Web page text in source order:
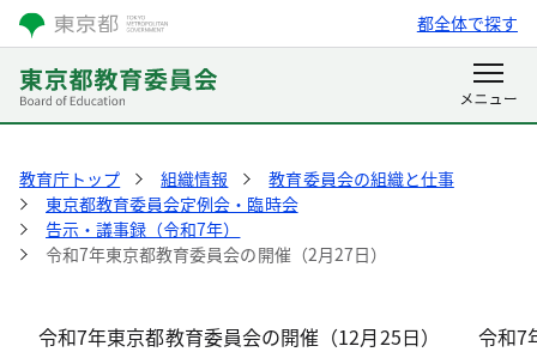
都全体で探す
教育庁トップ 組織情報
教育委員会の組織と仕事
東京都教育委員会定例会・臨時会
告示・議事録（令和7年）
令和7年東京都教育委員会の開催（2月27日）
令和7年東京都教育委員会の開催（12月25日） 令和7